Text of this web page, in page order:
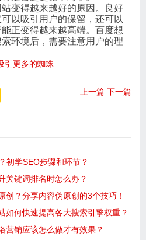
得越来越好的原因。良好
以吸引用户的保留，还可以
正变得越来越高端。百度想
环境后，需要注意用户的理
引更多的蜘蛛
上一篇 下一篇
初学SEO步骤和环节？
关键词排名时怎么办？
创？分享内容伪原创的3个技巧！
如何快速提高各大搜索引擎权重？
营销应该怎么做才有效果？